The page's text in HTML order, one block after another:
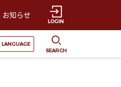
お知らせ
LOGIN
すると言語の切替が発生します
LANGUAGE
SEARCH